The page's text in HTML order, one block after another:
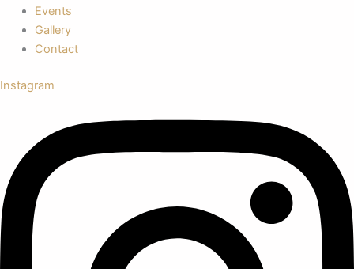
Events
Gallery
Contact
Instagram